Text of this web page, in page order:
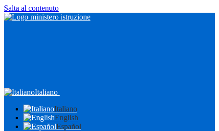
Salta al contenuto
Italiano
Italiano
English
Español